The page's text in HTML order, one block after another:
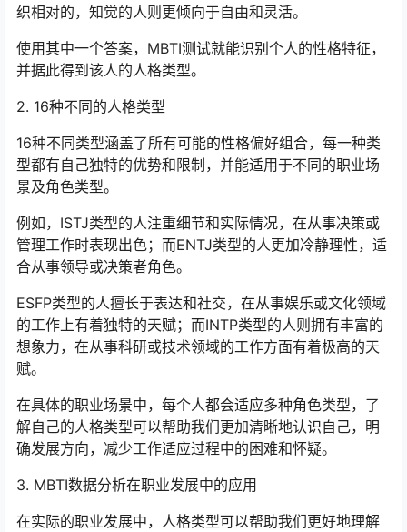
织相对的，知觉的人则更倾向于自由和灵活。
使用其中一个答案，MBTI测试就能识别个人的性格特征，
并据此得到该人的人格类型。
2. 16种不同的人格类型
16种不同类型涵盖了所有可能的性格偏好组合，每一种类
型都有自己独特的优势和限制，并能适用于不同的职业场
景及角色类型。
例如，ISTJ类型的人注重细节和实际情况，在从事决策或
管理工作时表现出色；而ENTJ类型的人更加冷静理性，适
合从事领导或决策者角色。
ESFP类型的人擅长于表达和社交，在从事娱乐或文化领域
的工作上有着独特的天赋；而INTP类型的人则拥有丰富的
想象力，在从事科研或技术领域的工作方面有着极高的天
赋。
在具体的职业场景中，每个人都会适应多种角色类型，了
解自己的人格类型可以帮助我们更加清晰地认识自己，明
确发展方向，减少工作适应过程中的困难和怀疑。
3. MBTI数据分析在职业发展中的应用
在实际的职业发展中，人格类型可以帮助我们更好地理解